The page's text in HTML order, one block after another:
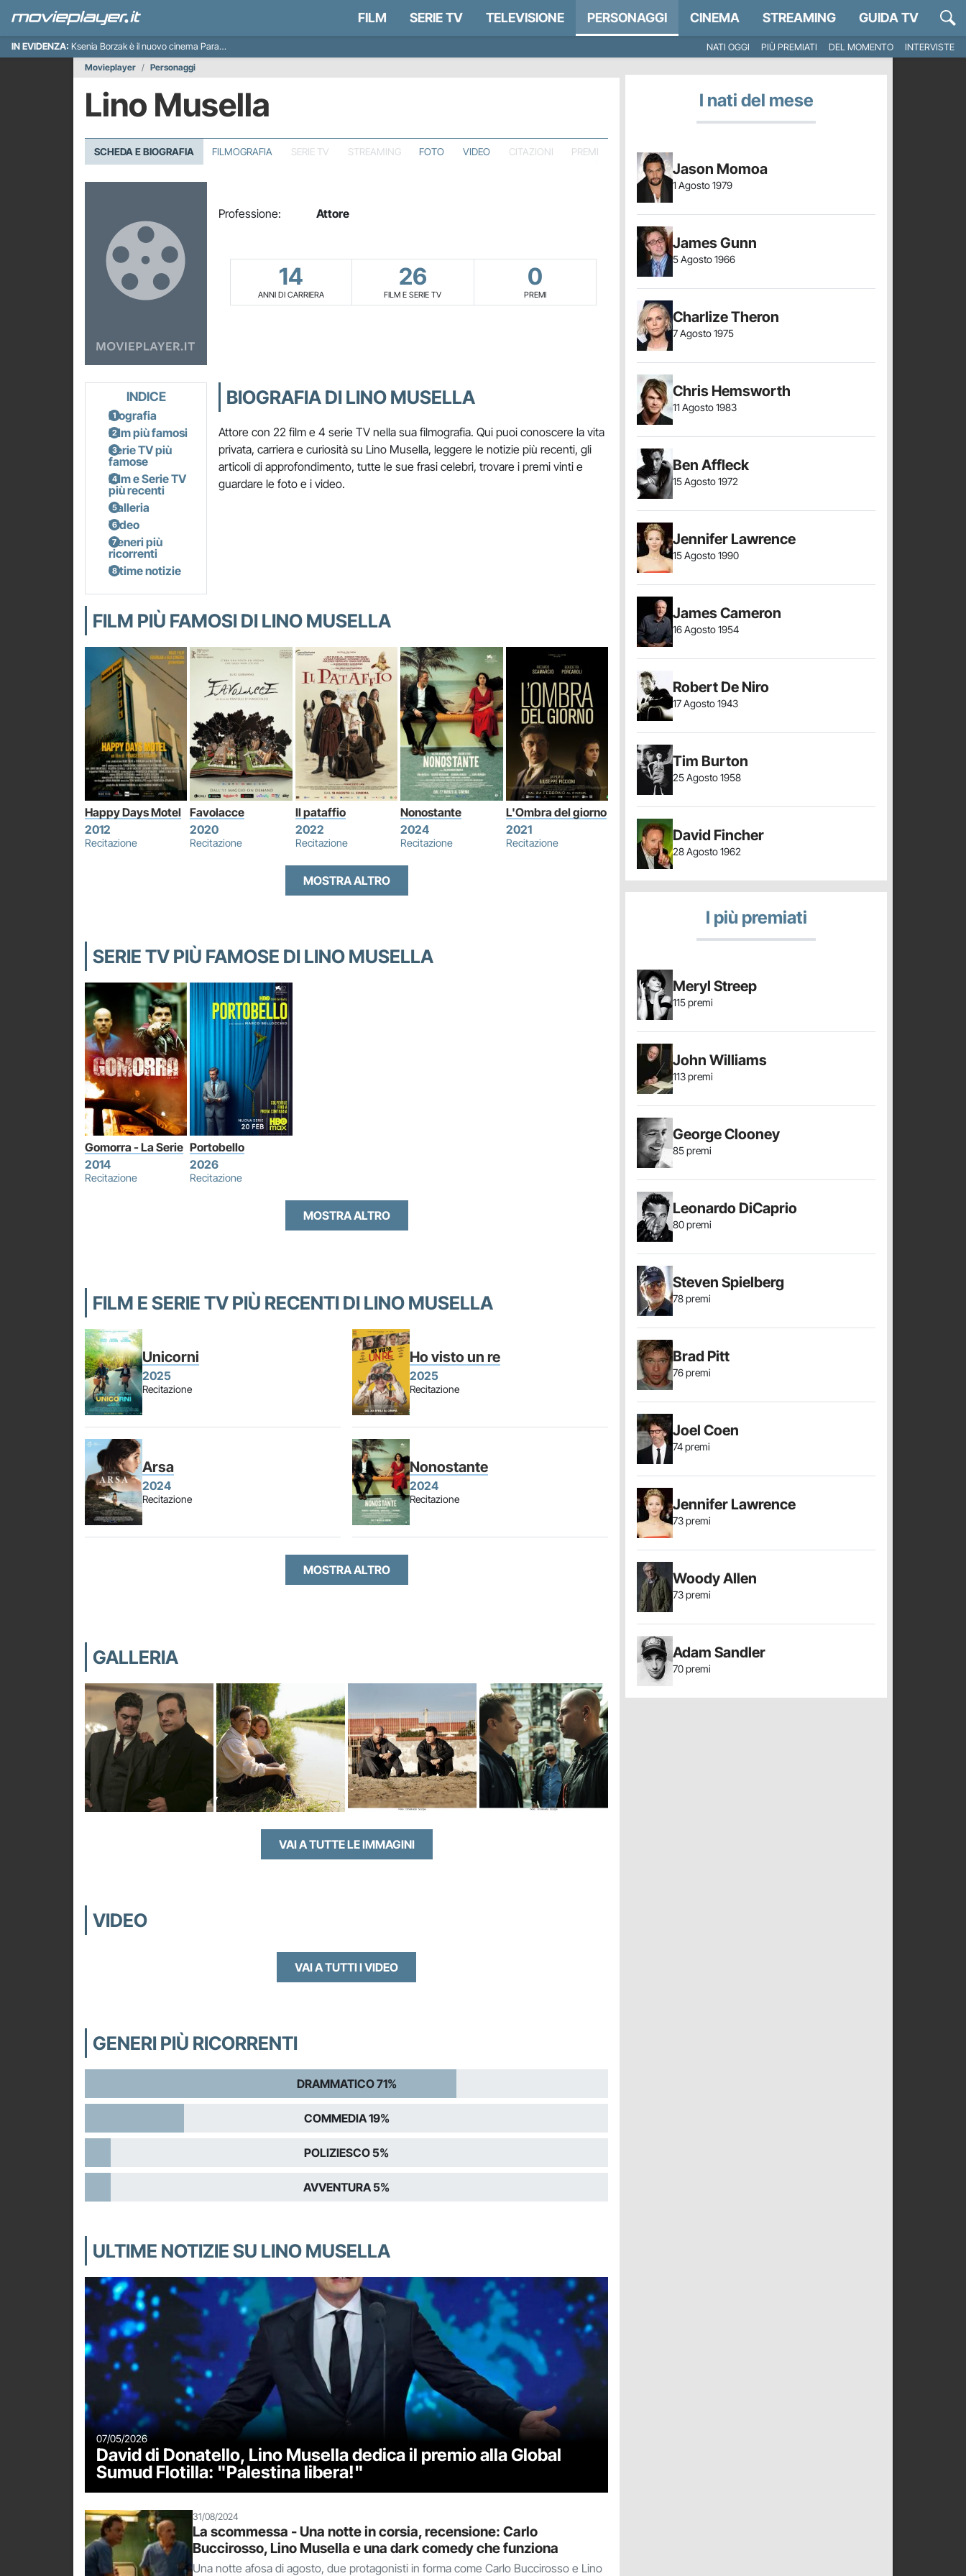
FILM SERIE TV TELEVISIONE PERSONAGGI CINEMA STREAMING GUIDA TV
IN EVIDENZA: Ksenia Borzak è il nuovo cinema Paradiso italiano NATI OGGI PIÙ PREMIATI DEL MOMENTO
INTERVISTE
Movieplayer
Personaggi
Lino Musella
SCHEDA E BIOGRAFIA FILMOGRAFIA SERIE TV STREAMING FOTO VIDEO CITAZIONI PREMI
Professione: Attore
14
ANNI DI CARRIERA
26
FILM E SERIE TV
0
PREMI
INDICE
Biografia
Film più famosi
Serie TV più
famose
Film e Serie TV
più recenti
Galleria
Video
Generi più
ricorrenti
Ultime notizie
BIOGRAFIA DI LINO MUSELLA
Attore con 22 film e 4 serie TV nella sua filmografia. Qui puoi conoscere la vita
privata, carriera e curiosità su Lino Musella, leggere le notizie più recenti, gli
articoli di approfondimento, tutte le sue frasi celebri, trovare i premi vinti e
guardare le foto e i video.
FILM PIÙ FAMOSI DI LINO MUSELLA
Happy Days Motel
2012
Recitazione
Favolacce
2020
Recitazione
Il pataffio
2022
Recitazione
Nonostante
2024
Recitazione
L'Ombra del giorno
2021
Recitazione
MOSTRA ALTRO
SERIE TV PIÙ FAMOSE DI LINO MUSELLA
Gomorra - La Serie
2014
Recitazione
Portobello
2026
Recitazione
MOSTRA ALTRO
FILM E SERIE TV PIÙ RECENTI DI LINO MUSELLA
Unicorni
2025
Recitazione
Ho visto un re
2025
Recitazione
Arsa
2024
Recitazione
Nonostante
2024
Recitazione
MOSTRA ALTRO
GALLERIA
VAI A TUTTE LE IMMAGINI
VIDEO
VAI A TUTTI I VIDEO
GENERI PIÙ RICORRENTI
DRAMMATICO 71%
COMMEDIA 19%
POLIZIESCO 5%
AVVENTURA 5%
ULTIME NOTIZIE SU LINO MUSELLA
07/05/2026
David di Donatello, Lino Musella dedica il premio alla Global
Sumud Flotilla: "Palestina libera!"
31/08/2024
La scommessa - Una notte in corsia, recensione: Carlo
Buccirosso, Lino Musella e una dark comedy che funziona
Una notte afosa di agosto, due protagonisti in forma come Carlo Buccirosso e Lino
I nati del mese
Jason Momoa
1 Agosto 1979
James Gunn
5 Agosto 1966
Charlize Theron
7 Agosto 1975
Chris Hemsworth
11 Agosto 1983
Ben Affleck
15 Agosto 1972
Jennifer Lawrence
15 Agosto 1990
James Cameron
16 Agosto 1954
Robert De Niro
17 Agosto 1943
Tim Burton
25 Agosto 1958
David Fincher
28 Agosto 1962
I più premiati
Meryl Streep
115 premi
John Williams
113 premi
George Clooney
85 premi
Leonardo DiCaprio
80 premi
Steven Spielberg
78 premi
Brad Pitt
76 premi
Joel Coen
74 premi
Jennifer Lawrence
73 premi
Woody Allen
73 premi
Adam Sandler
70 premi